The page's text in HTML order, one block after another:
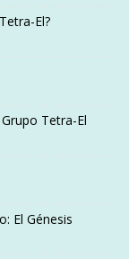
El?
Tetra-El
El Génesis